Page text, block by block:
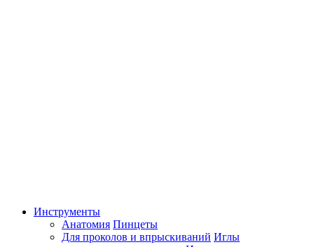
Инструменты
Анатомия Пинцеты
Для проколов и впрыскиваний Иглы